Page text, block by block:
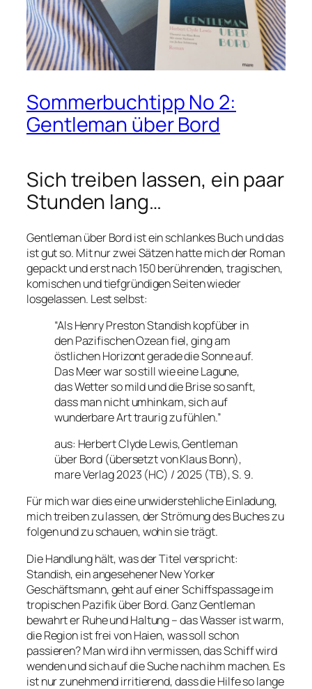
Sommerbuchtipp No 2:
Gentleman über Bord
Sich treiben lassen, ein paar
Stunden lang…
Gentleman über Bordist ein schlankes Buch und das
ist gut so. Mit nur zwei Sätzen hatte mich der Roman
gepackt und erst nach 150 berührenden, tragischen,
komischen und tiefgründigen Seiten wieder
losgelassen. Lest selbst:
“Als Henry Preston Standish kopfüber in
den Pazifischen Ozean fiel, ging am
östlichen Horizont gerade die Sonne auf.
Das Meer war so still wie eine Lagune,
das Wetter so mild und die Brise so sanft,
dass man nicht umhinkam, sich auf
wunderbare Art traurig zu fühlen.”
aus: Herbert Clyde Lewis, Gentleman
über Bord (übersetzt von Klaus Bonn),
mare Verlag 2023 (HC) / 2025 (TB), S. 9.
Für mich war dies eine unwiderstehliche Einladung,
mich treiben zu lassen, der Strömung des Buches zu
folgen und zu schauen, wohin sie trägt.
Die Handlung hält, was der Titel verspricht:
Standish, ein angesehener New Yorker
Geschäftsmann, geht auf einer Schiffspassage im
tropischen Pazifik über Bord. Ganz Gentleman
bewahrt er Ruhe und Haltung – das Wasser ist warm,
die Region ist frei von Haien, was soll schon
passieren? Man wird ihn vermissen, das Schiff wird
wenden und sich auf die Suche nach ihm machen. Es
ist nur zunehmend irritierend, dass die Hilfe so lange